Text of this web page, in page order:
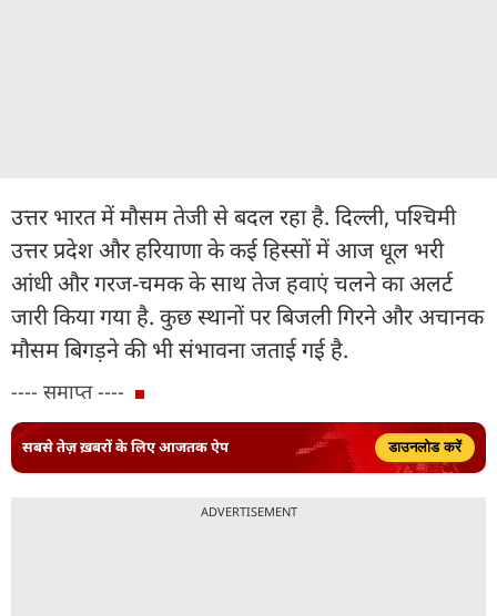
उत्तर भारत में मौसम तेजी से बदल रहा है. दिल्ली, पश्चिमी
उत्तर प्रदेश और हरियाणा के कई हिस्सों में आज धूल भरी
आंधी और गरज-चमक के साथ तेज हवाएं चलने का अलर्ट
जारी किया गया है. कुछ स्थानों पर बिजली गिरने और अचानक
मौसम बिगड़ने की भी संभावना जताई गई है.
---- समाप्त ----
सबसे तेज़ ख़बरों के लिए आजतक ऐप डाउनलोड करें
ADVERTISEMENT